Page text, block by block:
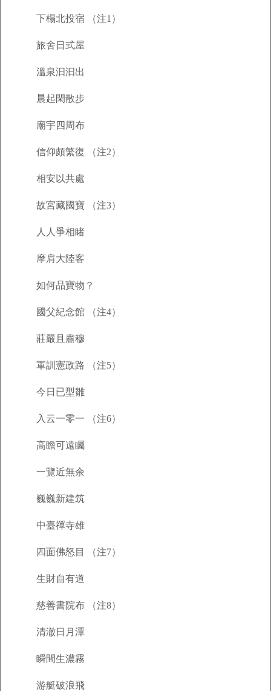
下榻北投宿 （注1）
旅舍日式屋
溫泉汩汩出
晨起閑散步
廟宇四周布
信仰頗繁復 （注2）
相安以共處
故宮藏國寶 （注3）
人人爭相睹
摩肩大陸客
如何品寶物？
國父紀念館 （注4）
莊嚴且肅穆
軍訓憲政路 （注5）
今日已型雛
入云一零一 （注6）
高瞻可遠矚
一覽近無余
巍巍新建筑
中臺禪寺雄
四面佛怒目 （注7）
生財自有道
慈善書院布 （注8）
清澈日月潭
瞬間生濃霧
游艇破浪飛